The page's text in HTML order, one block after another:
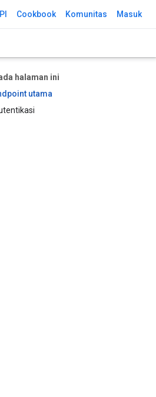
Cookbook Komunitas Masuk
halaman ini
utama